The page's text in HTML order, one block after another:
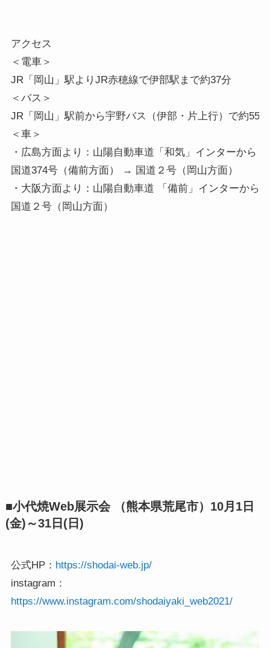
アクセス
＜電車＞
JR「岡山」駅よりJR赤穂線で伊部駅まで約37分
＜バス＞
JR「岡山」駅前から宇野バス（伊部・片上行）で約55分
＜車＞
・広島方面より：山陽自動車道「和気」インターから
国道374号（備前方面） → 国道２号（岡山方面）
・大阪方面より：山陽自動車道 「備前」インターから
国道２号（岡山方面）
■小代焼Web展示会 （熊本県荒尾市）10月1日
(金)～31日(日)
公式HP： https://shodai-web.jp/
instagram：
https://www.instagram.com/shodaiyaki_web2021/